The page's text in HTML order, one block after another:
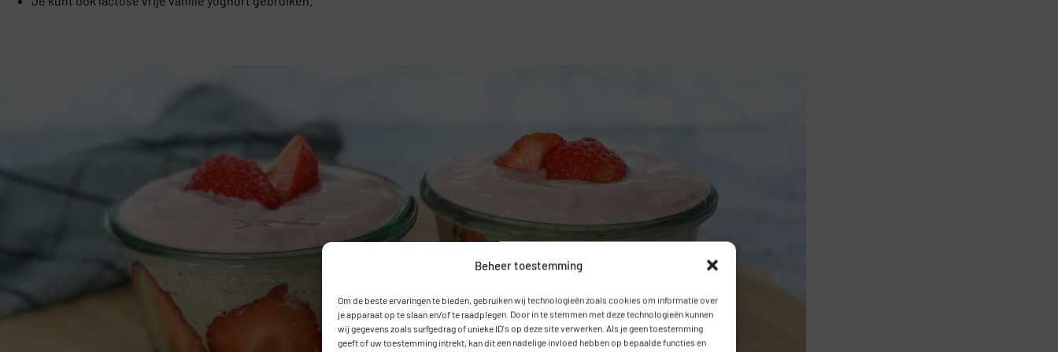
Beheer toestemming
Om de beste ervaringen te bieden, gebruiken wij technologieën zoals cookies om informatie over
je apparaat op te slaan en/of te raadplegen. Door in te stemmen met deze technologieën kunnen
wij gegevens zoals surfgedrag of unieke ID's op deze site verwerken. Als je geen toestemming
geeft of uw toestemming intrekt, kan dit een nadelige invloed hebben op bepaalde functies en